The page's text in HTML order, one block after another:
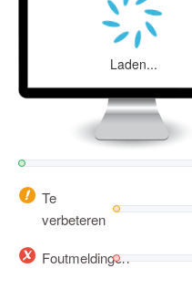
Laden...
Te
verbeteren
Foutmeldingen